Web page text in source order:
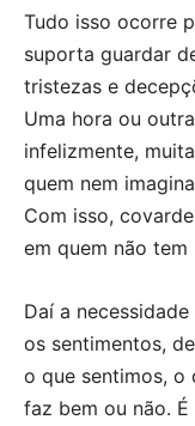
Tudo isso ocorre
suporta guardar
tristezas e
Uma hora ou
infelizmente,
quem nem
Com isso,
em quem não tem
Daí a
os sentimentos,
o que sentimos, o
faz bem ou não.